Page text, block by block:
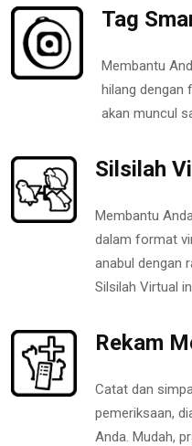
Tag
Membantu
hilang dengan
akan muncul
Silsilah
Membantu
dalam format
anabul dengan
Silsilah Virtual
Rekam
Catat dan
pemeriksaan,
Anda. Mudah,